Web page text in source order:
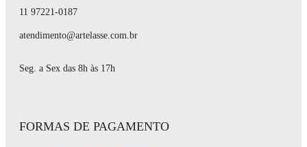
11 97221-0187
atendimento@artelasse.com.br
Seg. a Sex das 8h às 17h
FORMAS DE PAGAMENTO